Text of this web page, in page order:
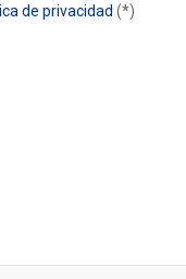
de privacidad (*)